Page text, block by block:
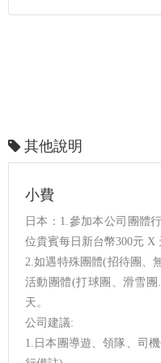
其他說明
小費
日本：1.參加本公司團體
位貴賓每日新台幣300元 X
2.如遇特殊團體(招待團、
活動團體(打球團、滑雪
天。
公司建議:
1.日本團導遊、領隊、司